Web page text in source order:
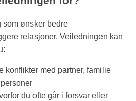
som ønsker bedre
relasjoner. Veiledningen kan
konflikter med partner, familie
du ofte går i forsvar eller